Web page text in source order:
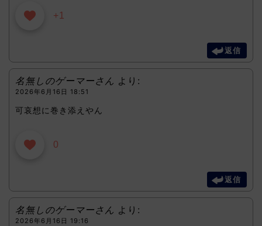
+1
返信
名無しのゲーマーさん より:
2026年6月16日 18:51
可哀想に巻き添えやん
0
返信
名無しのゲーマーさん より:
2026年6月16日 19:16